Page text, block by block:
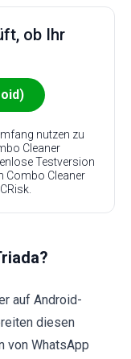
ob Ihr
nutzen zu
Cleaner
Testversion
Combo Cleaner
auf Android-
diesen
von WhatsApp